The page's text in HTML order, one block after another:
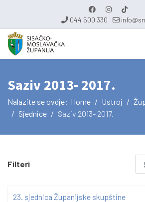
044 500 330
Saziv 2013- 2017.
Nalazite se ovdje: Home Ustroj
Sjednice
Saziv 2013- 2017.
Filteri
23. sjednica Županijske skupštine